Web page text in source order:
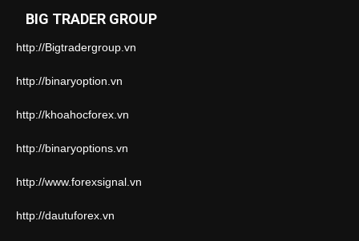
BIG TRADER GROUP
http://Bigtradergroup.vn
http://binaryoption.vn
http://khoahocforex.vn
http://binaryoptions.vn
http://www.forexsignal.vn
http://dautuforex.vn